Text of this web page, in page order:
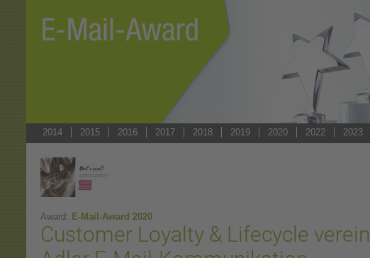
2014 2015 2016 2017 2018 2019 2020 2022 2023
Award: E-Mail-Award 2020
Customer Loyalty & Lifecycle